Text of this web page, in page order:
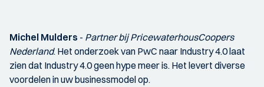
Michel Mulders - Partner bij PricewaterhousCoopers
Nederland. Het onderzoek van PwC naar Industry 4.0 laat
zien dat Industry 4.0 geen hype meer is. Het levert diverse
voordelen in uw businessmodel op.